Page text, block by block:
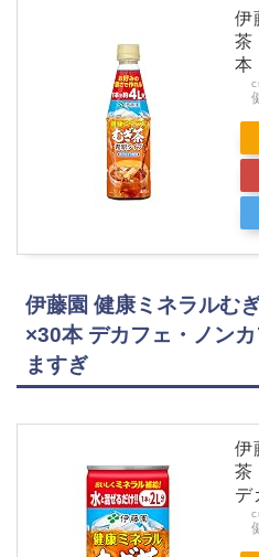
伊
茶
本
伊藤園 健康ミネラルむ
×30本 デカフェ・ノン
ますぎ
伊
茶
デ